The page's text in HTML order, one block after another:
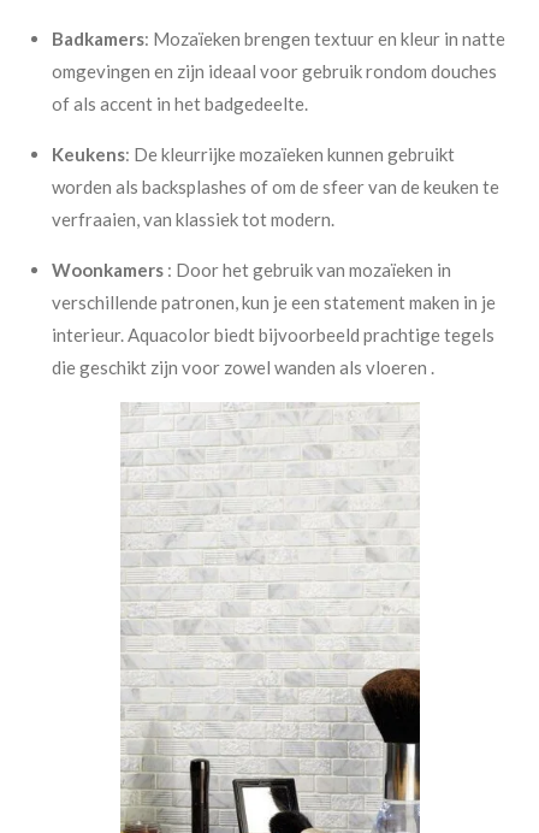
Badkamers: Mozaïeken brengen textuur en kleur in natte
omgevingen en zijn ideaal voor gebruik rondom douches
of als accent in het badgedeelte.
Keukens: De kleurrijke mozaïeken kunnen gebruikt
worden als backsplashes of om de sfeer van de keuken te
verfraaien, van klassiek tot modern.
Woonkamers : Door het gebruik van mozaïeken in
verschillende patronen, kun je een statement maken in je
interieur. Aquacolor biedt bijvoorbeeld prachtige tegels
die geschikt zijn voor zowel wanden als vloeren .